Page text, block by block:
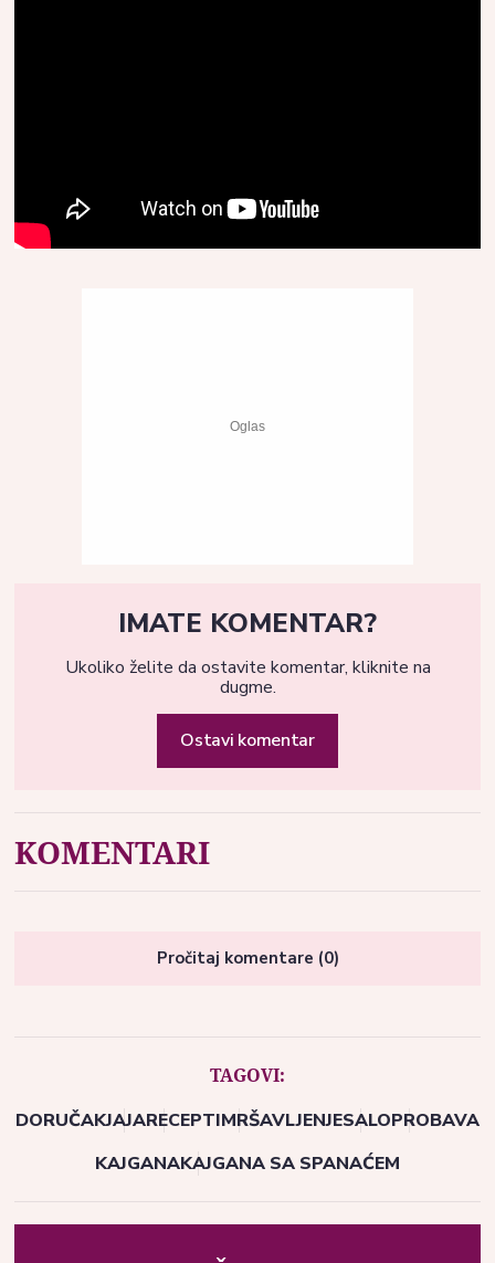
IMATE KOMENTAR?
Ukoliko želite da ostavite komentar, kliknite na
dugme.
Ostavi komentar
KOMENTARI
Pročitaj komentare (0)
TAGOVI:
DORUČAKJAJARECEPTIMRŠAVLJENJESALOPROBAVA
KAJGANAKAJGANA SA SPANAĆEM